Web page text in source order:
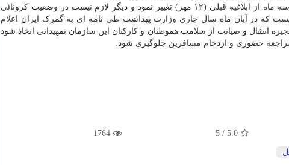
بر این اساس نحوه رجیستری گوشی تلفن همراه در کمتر از سه ماه از ابلاغیه قبلی (۱۲ مهر) تغییر نمود و دیگر لازم نیست در وضعیت کرونائی
که در آبان ماه سال جاری وزارت بهداشت طی نامه ای به گمرک ایران اعلام
جلوگیری از شیوع بیماری کووید ۱۹ و قطع زنجیره انتقال و صیانت از سلامت هموطنان و کارکنان این سازمان تمهیداتی اتخاذ شود
حضوری و ازدحام مسافرین جلوگیری شود.
5.0
/ 5
1764